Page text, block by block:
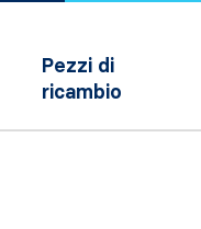
Pezzi di
ricambio